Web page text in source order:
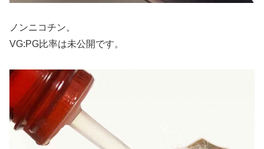
ノンニコチン。
VG:PG比率は未公開です。